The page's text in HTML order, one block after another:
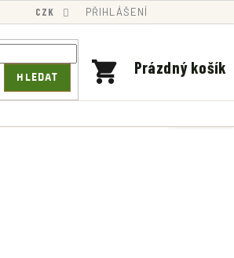
CZK PŘIHLÁŠENÍ
HLEDAT
NÁKUPNÍ
Prázdný košík